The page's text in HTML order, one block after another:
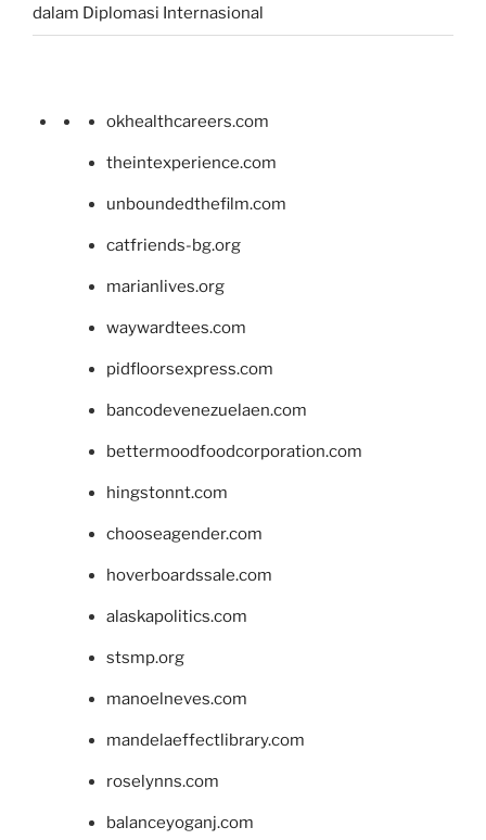
dalam Diplomasi Internasional
okhealthcareers.com
theintexperience.com
unboundedthefilm.com
catfriends-bg.org
marianlives.org
waywardtees.com
pidfloorsexpress.com
bancodevenezuelaen.com
bettermoodfoodcorporation.com
hingstonnt.com
chooseagender.com
hoverboardssale.com
alaskapolitics.com
stsmp.org
manoelneves.com
mandelaeffectlibrary.com
roselynns.com
balanceyoganj.com